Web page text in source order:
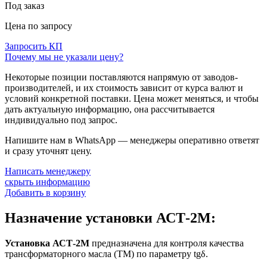
Под заказ
Цена по запросу
Запросить КП
Почему мы не указали цену?
Некоторые позиции поставляются напрямую от заводов-
производителей, и их стоимость зависит от курса валют и
условий конкретной поставки. Цена может меняться, и чтобы
дать актуальную информацию, она рассчитывается
индивидуально под запрос.
Напишите нам в WhatsApp — менеджеры оперативно ответят
и сразу уточнят цену.
Написать менеджеру
скрыть информацию
Добавить в корзину
Назначение установки АСТ-2М:
Установка АСТ-2М предназначена для контроля качества
трансформаторного масла (ТМ) по параметру tgδ.